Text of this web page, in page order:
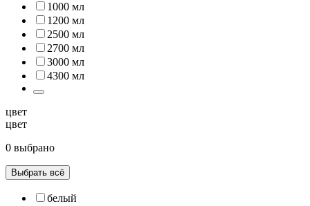
1000 мл
1200 мл
2500 мл
2700 мл
3000 мл
4300 мл
цвет
цвет
0 выбрано
Выбрать всё
белый